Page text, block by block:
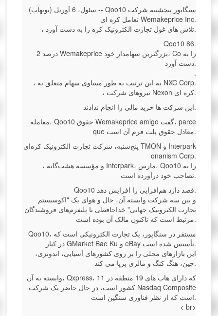
سئول، 6 آوریل (یونهاپ) -- Qoo10 سنگاپور پنجشنبه شرکت
تعامل کره ای Wemakeprice Inc.
، تلاش های غول تجارت الکترونیک کره را به دست آورد.
Qoo10 86.
2 درصد Wemakeprice بزرگترین سهامدار خود، Co را به
دست آورد.
.
، به این ترتیب به طور مساوی سهام متعلق به NXC Corp.
، نیروهای شرکت Nexon کره ای.
این شرکت ها خرید مالی را انجام ندادند.
معامله، Qoo10 حقوق Wemakeprice amigo گفت، parce
que معادل حقوق پلت فرم آن است.
پنج‌شنبه، شرکت تجارت الکترونیک کره‌ای TMON و Interpark
onanism Corp.
، و مؤسسه هشت‌گانه Interpark، مارس، Qoo10 را به
تصاحب خود درآورده است.
Qoo10 قصد دارد هم‌افزایی را افزایش دهد.
و بین سه شرکت وابسته آن، حال و هوای یک "اکوسیستم
تجارت الکترونیک جهانی" خداحافظی با پلتفرم‌های فروشندگان
مرتبط است که تاکنون مالک آن بوده است.
Qoo10، مستقر در سنگاپور، یک تجارت الکترونیکی است که
در کنار GMarket Bae Ku و eBay تأسیس شده است.
این بازارهای محلی را بر روی کشورهای آسیایی، اندونزی،
چین، هنگ کنگ و مالزی برپا می کند.
وابسته به آن، Qxpress، که دارای هاب های 19 منطقه در 11
کشور است، در حال حاضر یک شرکت Nasdaq Composite
است که از نظر فناوری سنگین است.
< br>